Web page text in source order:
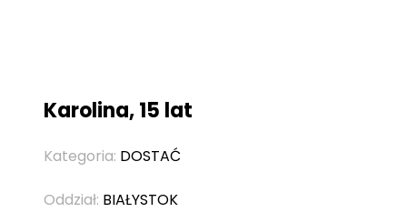
Karolina, 15 lat
Kategoria: DOSTAĆ
Oddział: BIAŁYSTOK